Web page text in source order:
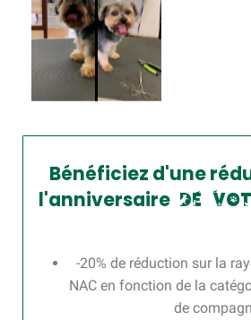
Bénéficiez d'une
l'anniversaire de vot
-20% de réduction sur la
NAC en fonction de la
de